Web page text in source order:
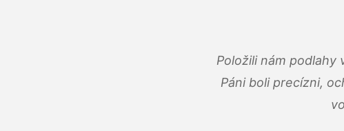
Položili nám podlahy
Páni boli precízni,